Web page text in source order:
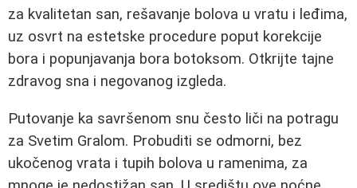
za kvalitetan san, rešavanje bolova u vratu i leđima,
uz osvrt na estetske procedure poput korekcije
bora i popunjavanja bora botoksom. Otkrijte tajne
zdravog sna i negovanog izgleda.
Putovanje ka savršenom snu često liči na potragu
za Svetim Gralom. Probuditi se odmorni, bez
ukočenog vrata i tupih bolova u ramenima, za